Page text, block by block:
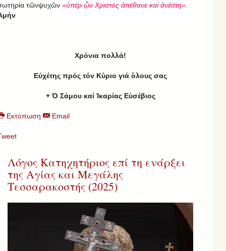
τῶνψυχῶν «ὑπέρ ᾧν Χριστός ἀπέθανε καί ἀνέστη».
Χρόνια πολλά!
Εὐχέτης πρός τόν Κύριο γιά ὅλους σας
+ Ὁ Σάμου καί Ἰκαρίας Εὐσέβιος
Εκτύπωση Email
Λόγος Κατηχητήριος επί τη ενάρξει
της Αγίας και Μεγάλης
Τεσσαρακοστής (2025)